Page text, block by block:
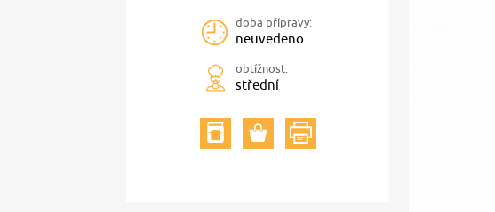
doba přípravy:
neuvedeno
obtížnost:
střední